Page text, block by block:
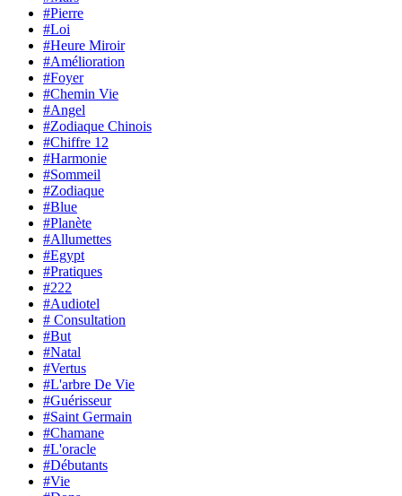
#Pierre
#Loi
#Heure Miroir
#Amélioration
#Foyer
#Chemin Vie
#Angel
#Zodiaque Chinois
#Chiffre 12
#Harmonie
#Sommeil
#Zodiaque
#Blue
#Planète
#Allumettes
#Egypt
#Pratiques
#222
#Audiotel
# Consultation
#But
#Natal
#Vertus
#L'arbre De Vie
#Guérisseur
#Saint Germain
#Chamane
#L'oracle
#Débutants
#Vie